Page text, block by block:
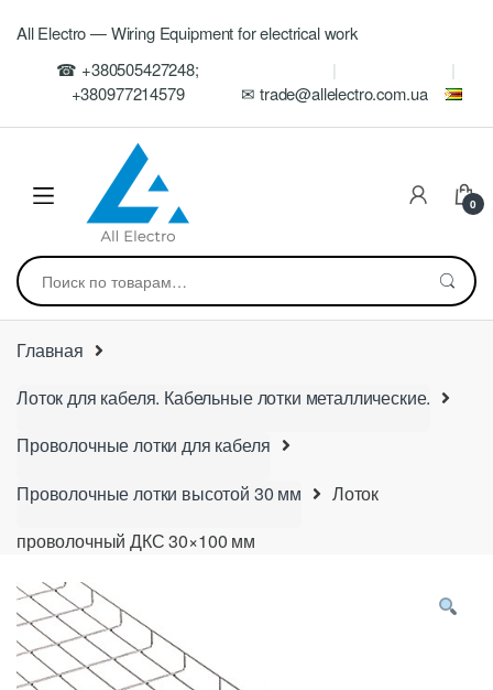
navigation
All Electro — Wiring Equipment for electrical work
☎ +380505427248;
+380977214579
✉ trade@allelectro.com.ua
0
Искать:
Главная
Лоток для кабеля. Кабельные лотки металлические.
Проволочные лотки для кабеля
Проволочные лотки высотой 30 мм
Лоток
проволочный ДКС 30×100 мм